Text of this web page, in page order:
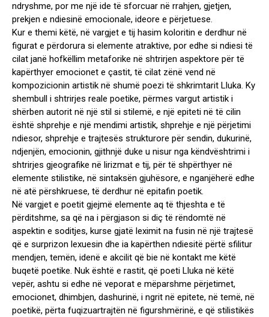
ndryshme, por me një ide të sforcuar në rrahjen, gjetjen,
prekjen e ndiesinë emocionale, ideore e përjetuese.
Kur e themi këtë, në vargjet e tij hasim koloritin e derdhur në
figurat e përdorura si elemente atraktive, por edhe si ndiesi të
cilat janë hofkëllim metaforike në shtrirjen aspektore për të
kapërthyer emocionet e çastit, të cilat zënë vend në
kompozicionin artistik në shumë poezi të shkrimtarit Lluka. Ky
shembull i shtrirjes reale poetike, përmes vargut artistik i
shërben autorit në një stil si stilemë, e një epiteti në të cilin
është shprehje e një mendimi artistik, shprehje e një përjetimi
ndiesor, shprehje e trajtesës strukturore për sendin, dukurinë,
ndjenjën, emocionin, gjithnjë duke u nisur nga këndvështrimi i
shtrirjes gjeografike në lirizmat e tij, për të shpërthyer në
elemente stilistike, në sintaksën gjuhësore, e nganjëherë edhe
në atë përshkruese, të derdhur në epitafin poetik.
Në vargjet e poetit gjejmë elemente aq të thjeshta e të
përditshme, sa që na i përgjason si diç të rëndomtë në
aspektin e soditjes, kurse gjatë leximit na fusin në një trajtesë
që e surprizon lexuesin dhe ia kapërthen ndiesitë përtë sfilitur
mendjen, temën, idenë e akcilit që bie në kontakt me këtë
buqetë poetike. Nuk është e rastit, që poeti Lluka në këtë
vepër, ashtu si edhe në veporat e mëparshme përjetimet,
emocionet, dhimbjen, dashurinë, i ngrit në epitete, në temë, në
poetikë, përta fuqizuartrajtën në figurshmërinë, e që stilistikës